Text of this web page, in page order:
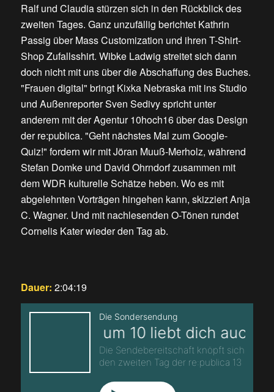
Ralf und Claudia stürzen sich in den Rückblick des
zweiten Tages. Ganz unzufällig berichtet Kathrin
Passig über Mass Customization und ihren T-Shirt-
Shop Zufallsshirt. Wibke Ladwig streitet sich dann
doch nicht mit uns über die Abschaffung des Buches.
"Frauen digital" bringt Kixka Nebraska mit ins Studio
und Außenreporter Sven Sedivy spricht unter
anderem mit der Agentur 10hoch16 über das Design
der re:publica. "Geht nächstes Mal zum Google-
Quiz!" fordern wir mit Jöran Muuß-Merholz, während
Stefan Domke und David Ohrndorf zusammen mit
dem WDR kulturelle Schätze heben. Wo es mit
abgelehnten Vorträgen hingehen kann, skizziert Anja
C. Wagner. Und mit nachlesenden O-Tönen rundet
Cornelis Kater wieder den Tag ab.
Dauer: 2:04:19